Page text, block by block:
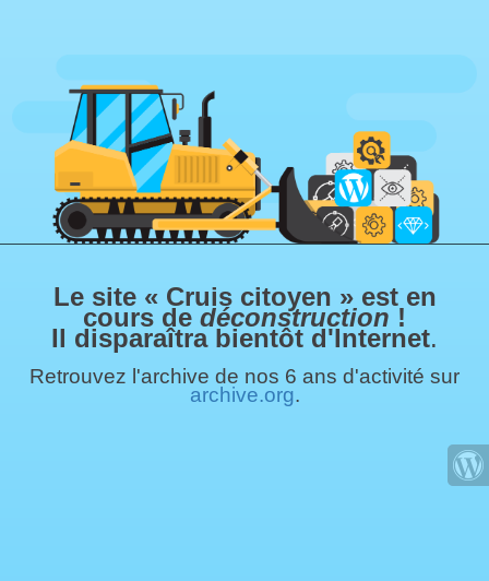
Le site « Cruis citoyen » est en
cours de déconstruction !
Il disparaîtra bientôt d'Internet.
Retrouvez l'archive de nos 6 ans d'activité sur
archive.org.